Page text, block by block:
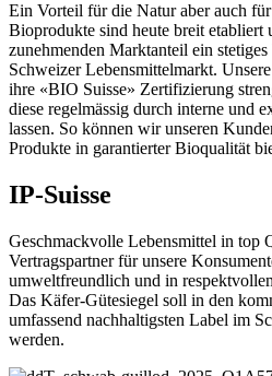
Ein Vorteil für die Natur aber auch
Bioprodukte sind heute breit etabliert
zunehmenden Marktanteil ein stetiges
Schweizer Lebensmittelmarkt.
ihre «BIO Suisse» Zertifizierung
diese regelmässig durch interne und
lassen. So können wir unseren
Produkte in garantierter Bioqualität
IP-Suisse
Geschmackvolle Lebensmittel in top
Vertragspartner für unsere
umweltfreundlich und in
Das Käfer-Gütesiegel soll in den
umfassend nachhaltigsten Label im
werden.